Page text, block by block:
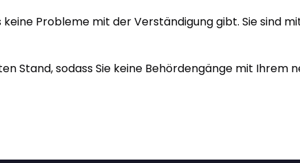
Probleme mit der Verständigung gibt. Sie sind
Stand, sodass Sie keine Behördengänge mit Ihrem